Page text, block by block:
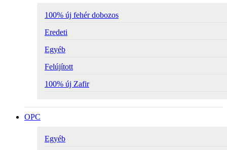
100% új fehér dobozos
Eredeti
Egyéb
Felújított
100% új Zafir
OPC
Egyéb